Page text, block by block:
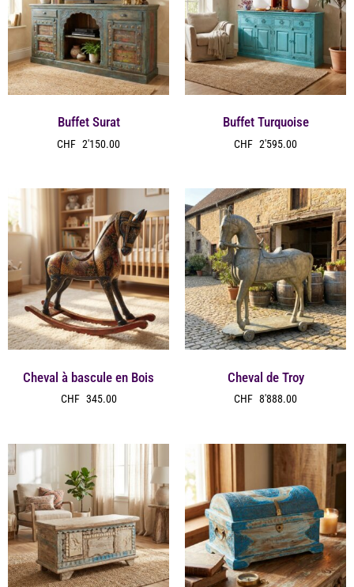
Buffet Surat
CHF 2'150.00
Buffet Turquoise
CHF 2'595.00
Cheval à bascule en Bois
CHF 345.00
Cheval de Troy
CHF 8'888.00